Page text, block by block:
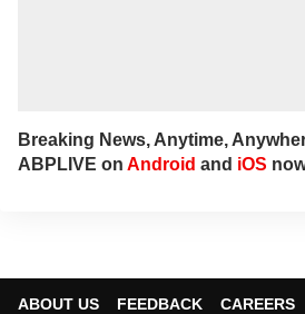
Breaking News, Anytime,
ABPLIVE on Android and iOS
ABOUT US FEEDBACK
CAREERS